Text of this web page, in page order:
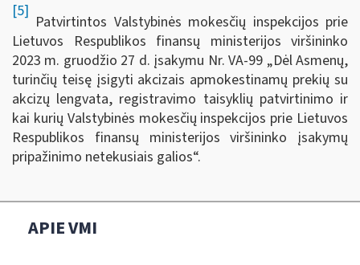
[5]
Patvirtintos Valstybinės mokesčių inspekcijos prie
Lietuvos Respublikos finansų ministerijos viršininko
2023 m. gruodžio 27 d. įsakymu Nr. VA-99 „Dėl Asmenų,
turinčių teisę įsigyti akcizais apmokestinamų prekių su
akcizų lengvata, registravimo taisyklių patvirtinimo ir
kai kurių Valstybinės mokesčių inspekcijos prie Lietuvos
Respublikos finansų ministerijos viršininko įsakymų
pripažinimo netekusiais galios“.
APIE VMI